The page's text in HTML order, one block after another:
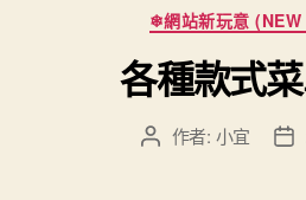
分
類
❄網站新玩意
各種款式
文 作者: 小宜
文